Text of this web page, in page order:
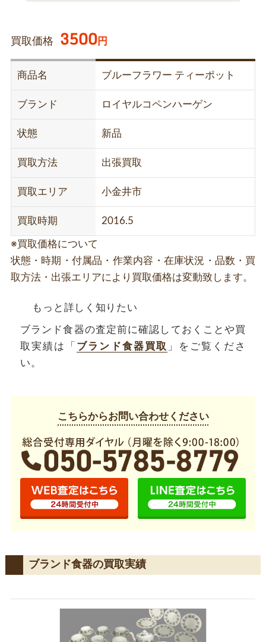
買取価格 3500円
商品名 ブルーフラワー ティーポット
ブランド ロイヤルコペンハーゲン
状態 新品
買取方法 出張買取
買取エリア 小金井市
買取時期 2016.5
※買取価格について
状態・時期・付属品・作業内容・在庫状況・品数・買
取方法・出張エリアにより買取価格は変動致します。
もっと詳しく知りたい
ブランド食器の査定前に確認しておくことや買
取実績は「 ブランド食器買取 」をご覧くださ
い。
こちらからお問い合わせください
ブランド食器の買取実績